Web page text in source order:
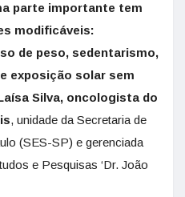
parte importante tem
modificáveis:
de peso, sedentarismo,
exposição solar sem
Silva, oncologista do
, unidade da Secretaria de
(SES-SP)​ e​ gerenciada
e Pesquisas ‘Dr. João